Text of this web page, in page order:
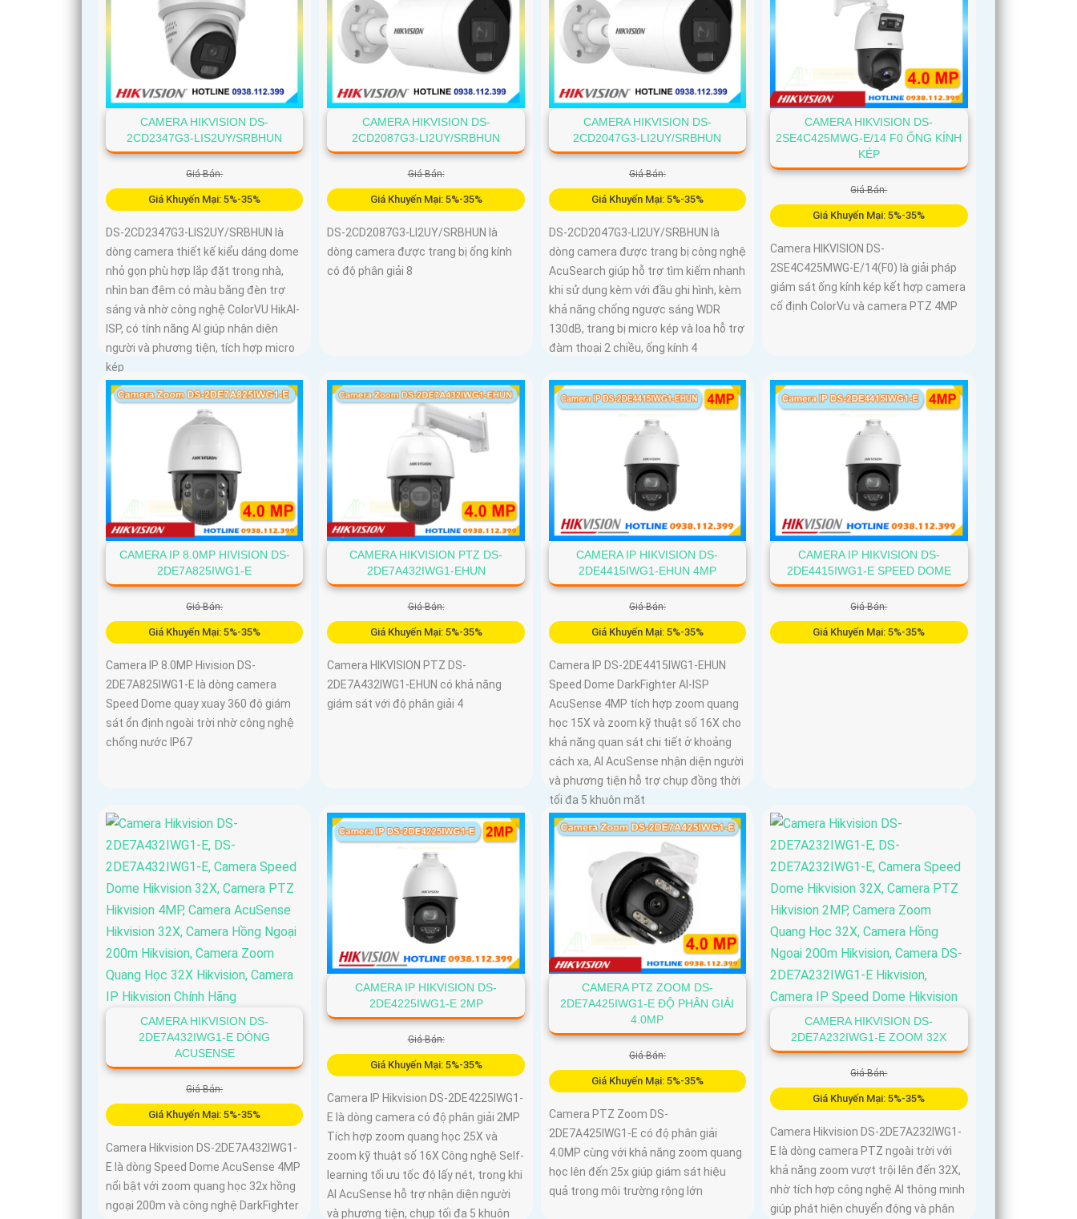
CAMERA HIKVISION DS-
2CD2347G3-LIS2UY/SRBHUN
Giá Bán:
Giá Khuyến Mại: 5%-35%
DS-2CD2347G3-LIS2UY/SRBHUN là
dòng camera thiết kế kiểu dáng dome
nhỏ gọn phù hợp lắp đặt trong nhà,
nhìn ban đêm có màu bằng đèn trợ
sáng và nhờ công nghệ ColorVU HikAI-
ISP, có tính năng AI giúp nhận diện
người và phương tiện, tích hợp micro
kép
CAMERA HIKVISION DS-
2CD2087G3-LI2UY/SRBHUN
Giá Bán:
Giá Khuyến Mại: 5%-35%
DS-2CD2087G3-LI2UY/SRBHUN là
dòng camera được trang bị ống kính
có độ phân giải 8
CAMERA HIKVISION DS-
2CD2047G3-LI2UY/SRBHUN
Giá Bán:
Giá Khuyến Mại: 5%-35%
DS-2CD2047G3-LI2UY/SRBHUN là
dòng camera được trang bị công nghệ
AcuSearch giúp hỗ trợ tìm kiếm nhanh
khi sử dụng kèm với đầu ghi hình, kèm
khả năng chống ngược sáng WDR
130dB, trang bị micro kép và loa hỗ trợ
đàm thoại 2 chiều, ống kính 4
CAMERA HIKVISION DS-
2SE4C425MWG-E/14 F0 ỐNG KÍNH
KÉP
Giá Bán:
Giá Khuyến Mại: 5%-35%
Camera HIKVISION DS-
2SE4C425MWG-E/14(F0) là giải pháp
giám sát ống kính kép kết hợp camera
cố định ColorVu và camera PTZ 4MP
CAMERA IP 8.0MP HIVISION DS-
2DE7A825IWG1-E
Giá Bán:
Giá Khuyến Mại: 5%-35%
Camera IP 8.0MP Hivision DS-
2DE7A825IWG1-E là dòng camera
Speed Dome quay xuay 360 độ giám
sát ổn định ngoài trời nhờ công nghệ
chống nước IP67
CAMERA HIKVISION PTZ DS-
2DE7A432IWG1-EHUN
Giá Bán:
Giá Khuyến Mại: 5%-35%
Camera HIKVISION PTZ DS-
2DE7A432IWG1-EHUN có khả năng
giám sát với độ phân giải 4
CAMERA IP HIKVISION DS-
2DE4415IWG1-EHUN 4MP
Giá Bán:
Giá Khuyến Mại: 5%-35%
Camera IP DS-2DE4415IWG1-EHUN
Speed Dome DarkFighter AI-ISP
AcuSense 4MP tích hợp zoom quang
học 15X và zoom kỹ thuật số 16X cho
khả năng quan sát chi tiết ở khoảng
cách xa, AI AcuSense nhận diện người
và phương tiện hỗ trợ chụp đồng thời
tối đa 5 khuôn mặt
CAMERA IP HIKVISION DS-
2DE4415IWG1-E SPEED DOME
Giá Bán:
Giá Khuyến Mại: 5%-35%
CAMERA HIKVISION DS-
2DE7A432IWG1-E DÒNG
ACUSENSE
Giá Bán:
Giá Khuyến Mại: 5%-35%
Camera Hikvision DS-2DE7A432IWG1-
E là dòng Speed Dome AcuSense 4MP
nổi bật với zoom quang học 32x hồng
ngoại 200m và công nghệ DarkFighter
CAMERA IP HIKVISION DS-
2DE4225IWG1-E 2MP
Giá Bán:
Giá Khuyến Mại: 5%-35%
Camera IP Hikvision DS-2DE4225IWG1-
E là dòng camera có độ phân giải 2MP
Tích hợp zoom quang học 25X và
zoom kỹ thuật số 16X Công nghệ Self-
learning tối ưu tốc độ lấy nét, trong khi
AI AcuSense hỗ trợ nhận diện người
và phương tiện, chụp tối đa 5 khuôn
CAMERA PTZ ZOOM DS-
2DE7A425IWG1-E ĐỘ PHÂN GIẢI
4.0MP
Giá Bán:
Giá Khuyến Mại: 5%-35%
Camera PTZ Zoom DS-
2DE7A425IWG1-E có độ phân giải
4.0MP cùng với khả năng zoom quang
học lên đến 25x giúp giám sát hiệu
quả trong môi trường rộng lớn
CAMERA HIKVISION DS-
2DE7A232IWG1-E ZOOM 32X
Giá Bán:
Giá Khuyến Mại: 5%-35%
Camera Hikvision DS-2DE7A232IWG1-
E là dòng camera PTZ ngoài trời với
khả năng zoom vượt trội lên đến 32X,
nhờ tích hợp công nghệ AI thông minh
giúp phát hiện chuyển động và phân